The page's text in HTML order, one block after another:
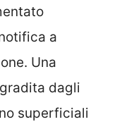
a
Una
dagli
superficiali